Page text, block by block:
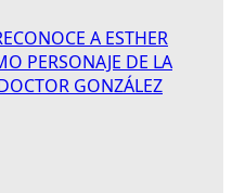
A ESTHER
PERSONAJE DE LA
GONZÁLEZ